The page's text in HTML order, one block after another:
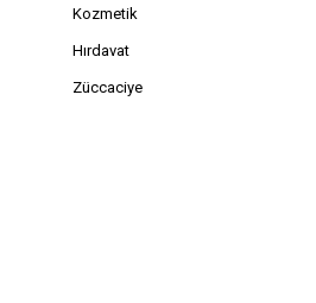
Kozmetik
Hırdavat
Züccaciye